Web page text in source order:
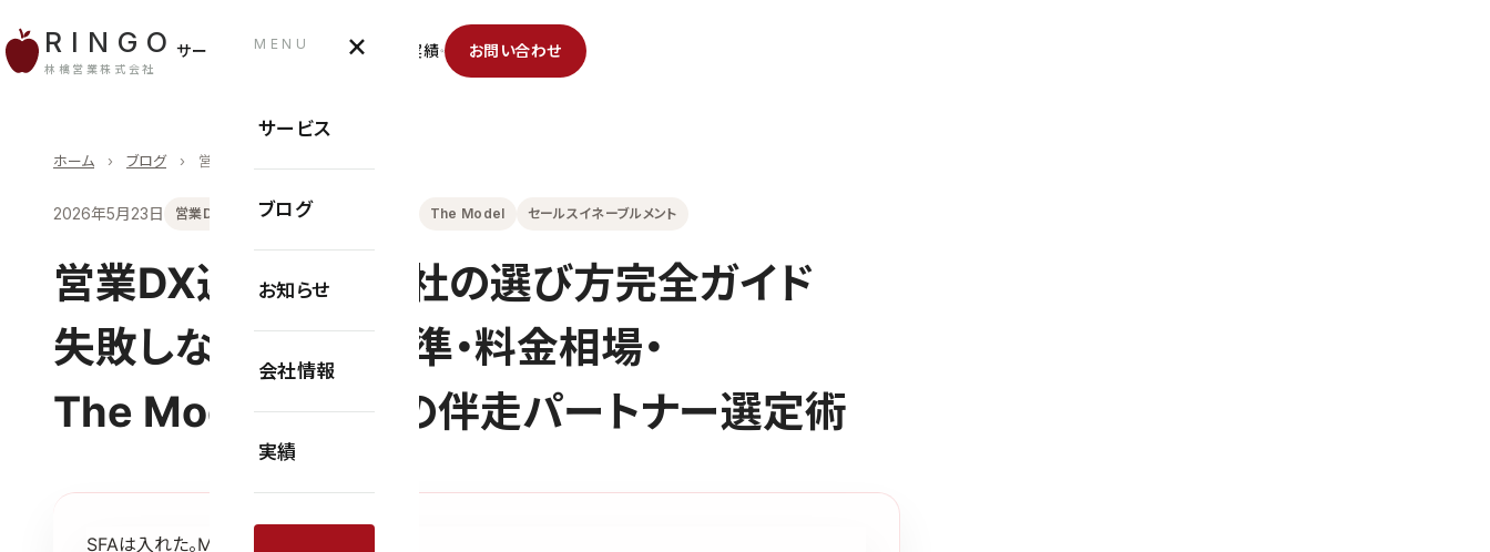
RINGO
林檎営業株式会社
サービス ブログ お知らせ 会社情報 実績 お問い合わせ
MENU ×
サービス
ブログ
お知らせ
会社情報
実績
ホーム › ブログ › 営業DX運用代行会社の選び方
2026年5月23日 営業DX 運用代行 The Model セールスイネーブルメント
営業DX運用代行会社の選び方完全ガイド
失敗しない比較9基準・料金相場・
The Model型組織の伴走パートナー選定術
SFAは入れた。MAも導入した。